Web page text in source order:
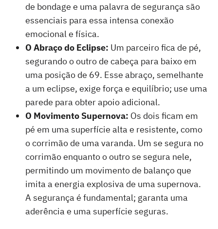
de bondage e uma palavra de segurança são
essenciais para essa intensa conexão
emocional e física.
O Abraço do Eclipse: Um parceiro fica de pé,
segurando o outro de cabeça para baixo em
uma posição de 69. Esse abraço, semelhante
a um eclipse, exige força e equilíbrio; use uma
parede para obter apoio adicional.
O Movimento Supernova: Os dois ficam em
pé em uma superfície alta e resistente, como
o corrimão de uma varanda. Um se segura no
corrimão enquanto o outro se segura nele,
permitindo um movimento de balanço que
imita a energia explosiva de uma supernova.
A segurança é fundamental; garanta uma
aderência e uma superfície seguras.